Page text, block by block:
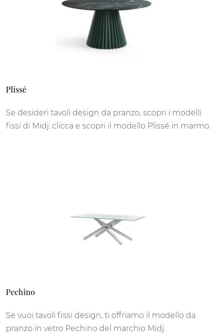
Plissé
Se desideri tavoli design da pranzo, scopri i modelli
fissi di Midj: clicca e scopri il modello Plissé in marmo.
Pechino
Se vuoi tavoli fissi design, ti offriamo il modello da
pranzo in vetro Pechino del marchio Midj.